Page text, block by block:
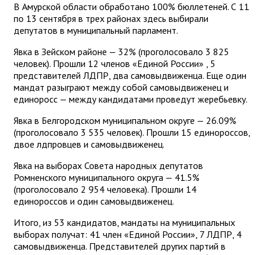
В Амурской области обработано 100% бюллетеней. С 11
по 13 сентября в трех районах здесь выбирали
депутатов в муниципальный парламент.
Явка в Зейском районе — 32% (проголосовало 3 825
человек). Прошли 12 членов «Единой России» , 5
представителей ЛДПР, два самовыдвиженца. Еще один
мандат разыграют между собой самовыдвиженец и
единоросс — между кандидатами проведут жеребьевку.
Явка в Белгородском муниципальном округе — 26.09%
(проголосовало 3 535 человек). Прошли 15 единороссов,
двое лдпровцев и самовыдвиженец.
Явка на выборах Совета народных депутатов
Ромненского муниципального округа — 41.5%
(проголосовало 2 954 человека). Прошли 14
единороссов и один самовыдвиженец.
Итого, из 53 кандидатов, мандаты на муниципальных
выборах получат: 41 член «Единой России», 7 ЛДПР, 4
самовыдвиженца. Представителей других партий в